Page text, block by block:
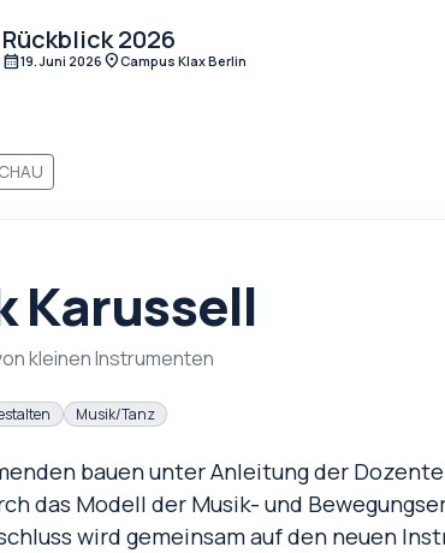
Rückblick 2026
calendar_month19. Juni 2026 location_onCampus Klax Berlin
Karussell
kleinen Instrumenten
Musik/Tanz
bauen unter Anleitung der
das Modell der Musik- und
wird gemeinsam auf den neuen